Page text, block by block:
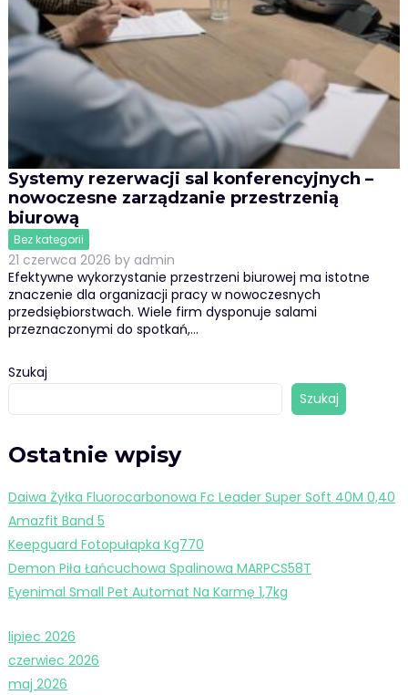
Systemy rezerwacji sal konferencyjnych –
nowoczesne zarządzanie przestrzenią
biurową
Bez kategorii
21 czerwca 2026 by admin
Efektywne wykorzystanie przestrzeni biurowej ma istotne
znaczenie dla organizacji pracy w nowoczesnych
przedsiębiorstwach. Wiele firm dysponuje salami
przeznaczonymi do spotkań,…
Szukaj
Szukaj
Ostatnie wpisy
Daiwa Żyłka Fluorocarbonowa Fc Leader Super Soft 40M 0,40
Amazfit Band 5
Keepguard Fotopułapka Kg770
Demon Piła Łańcuchowa Spalinowa MARPCS58T
Eyenimal Small Pet Automat Na Karmę 1,7kg
lipiec 2026
czerwiec 2026
maj 2026